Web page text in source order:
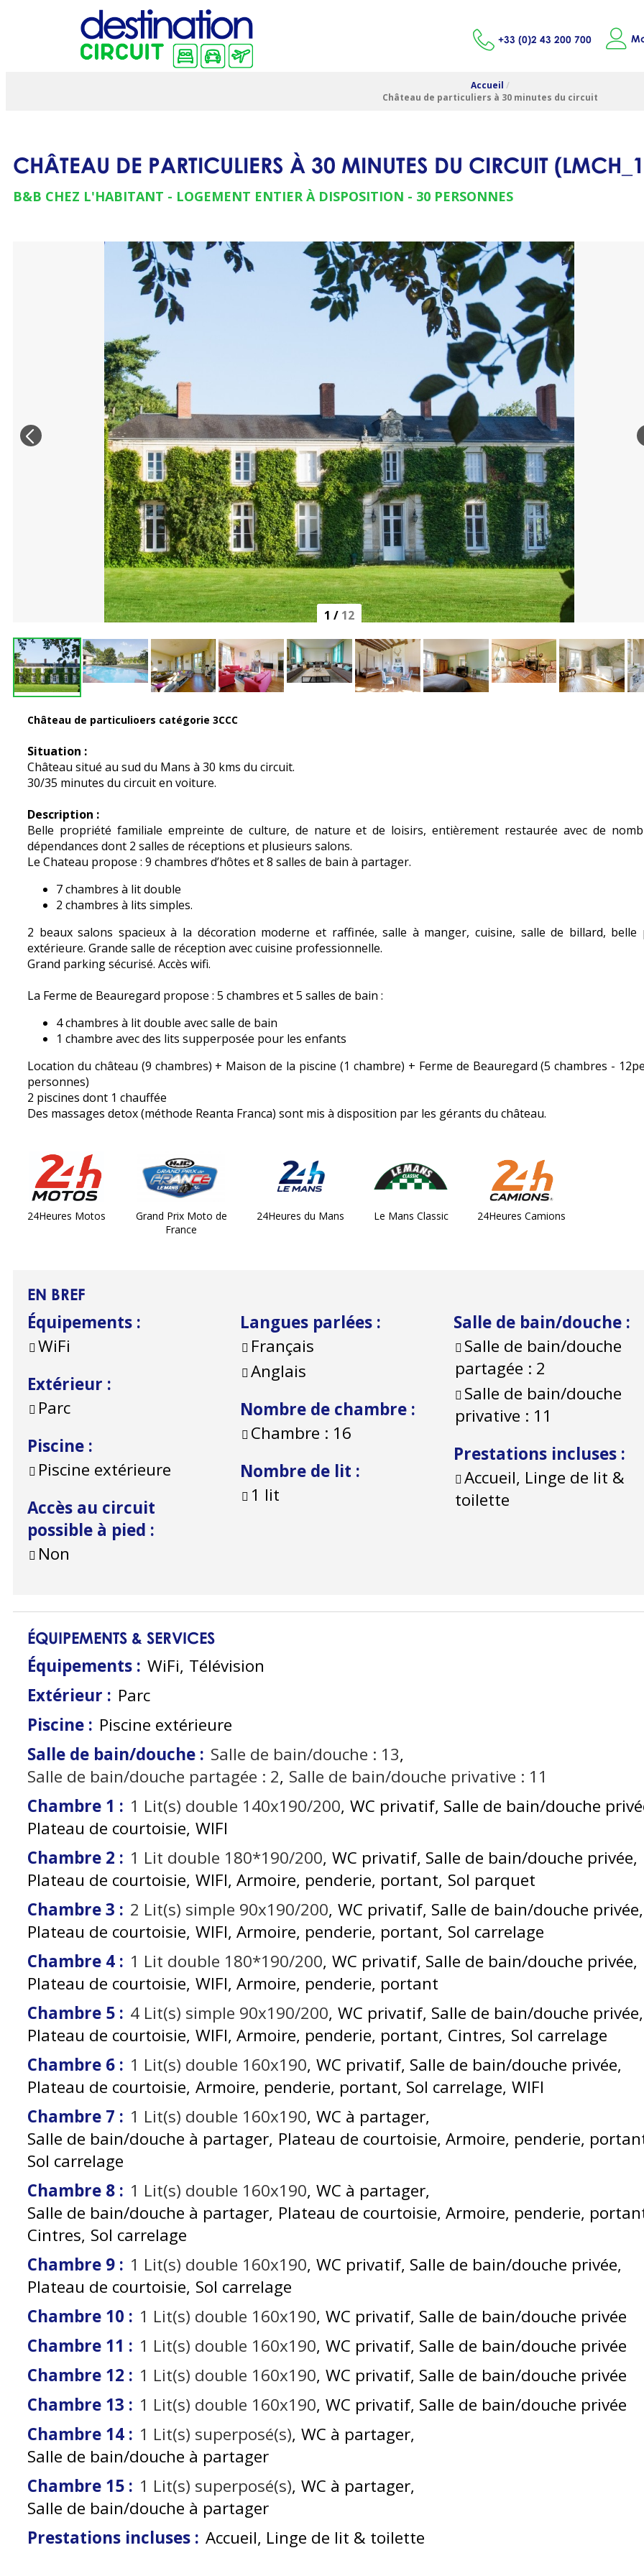
+33 (0)2 43 200 700
Accueil /
Château de particuliers à 30 minutes du circuit
CHÂTEAU DE PARTICULIERS À 30 MINUTES DU CIRCUIT (
B&B CHEZ L'HABITANT LOGEMENT ENTIER À DISPOSITION 30 PERSONNES
1 / 12
Château de particulioers catégorie 3CCC
Situation :
Château situé au sud du Mans à 30 kms du circuit.
30/35 minutes du circuit en voiture.
Description :
Belle propriété familiale empreinte de culture, de nature et de loisirs, entièrement restaurée avec de
dépendances dont 2 salles de réceptions et plusieurs salons.
Le Chateau propose : 9 chambres d’hôtes et 8 salles de bain à partager.
7 chambres à lit double
2 chambres à lits simples.
2 beaux salons spacieux à la décoration moderne et raffinée, salle à manger, cuisine, salle de billard, belle
extérieure. Grande salle de réception avec cuisine professionnelle.
Grand parking sécurisé. Accès wifi.
La Ferme de Beauregard propose : 5 chambres et 5 salles de bain :
4 chambres à lit double avec salle de bain
1 chambre avec des lits supperposée pour les enfants
Location du château (9 chambres) + Maison de la piscine (1 chambre) + Ferme de Beauregard (5 chambres -
personnes)
2 piscines dont 1 chauffée
Des massages detox (méthode Reanta Franca) sont mis à disposition par les gérants du château.
24Heures Motos
Grand Prix Moto de
France
24Heures du Mans Le Mans Classic 24Heures Camions
EN BREF
Équipements :
WiFi
Extérieur :
Parc
Piscine :
Piscine extérieure
Accès au circuit
possible à pied :
Non
Langues parlées :
Français
Anglais
Nombre de chambre :
Chambre : 16
Nombre de lit :
1 lit
Salle de bain/douche :
Salle de bain/douche
partagée : 2
Salle de bain/douche
privative : 11
Prestations incluses :
Accueil, Linge de lit &
toilette
ÉQUIPEMENTS & SERVICES
Équipements : WiFi Télévision
Extérieur : Parc
Piscine : Piscine extérieure
Salle de bain/douche : Salle de bain/douche : 13
Salle de bain/douche partagée : 2 Salle de bain/douche privative : 11
Chambre 1 : 1 Lit(s) double 140x190/200 WC privatif Salle de bain/douche
Plateau de courtoisie WIFI
Chambre 2 : 1 Lit double 180*190/200 WC privatif Salle de bain/douche privée
Plateau de courtoisie WIFI Armoire, penderie, portant Sol parquet
Chambre 3 : 2 Lit(s) simple 90x190/200 WC privatif Salle de bain/douche privée
Plateau de courtoisie WIFI Armoire, penderie, portant Sol carrelage
Chambre 4 : 1 Lit double 180*190/200 WC privatif Salle de bain/douche privée
Plateau de courtoisie WIFI Armoire, penderie, portant
Chambre 5 : 4 Lit(s) simple 90x190/200 WC privatif Salle de bain/douche privée
Plateau de courtoisie WIFI Armoire, penderie, portant Cintres Sol carrelage
Chambre 6 : 1 Lit(s) double 160x190 WC privatif Salle de bain/douche privée
Plateau de courtoisie Armoire, penderie, portant Sol carrelage WIFI
Chambre 7 : 1 Lit(s) double 160x190 WC à partager
Salle de bain/douche à partager Plateau de courtoisie Armoire, penderie,
Sol carrelage
Chambre 8 : 1 Lit(s) double 160x190 WC à partager
Salle de bain/douche à partager Plateau de courtoisie Armoire, penderie,
Cintres Sol carrelage
Chambre 9 : 1 Lit(s) double 160x190 WC privatif Salle de bain/douche privée
Plateau de courtoisie Sol carrelage
Chambre 10 : 1 Lit(s) double 160x190 WC privatif Salle de bain/douche privée
Chambre 11 : 1 Lit(s) double 160x190 WC privatif Salle de bain/douche privée
Chambre 12 : 1 Lit(s) double 160x190 WC privatif Salle de bain/douche privée
Chambre 13 : 1 Lit(s) double 160x190 WC privatif Salle de bain/douche privée
Chambre 14 : 1 Lit(s) superposé(s) WC à partager
Salle de bain/douche à partager
Chambre 15 : 1 Lit(s) superposé(s) WC à partager
Salle de bain/douche à partager
Prestations incluses : Accueil, Linge de lit & toilette